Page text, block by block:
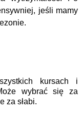
jeśli mamy
kursach i
wybrać się za
za słabi.